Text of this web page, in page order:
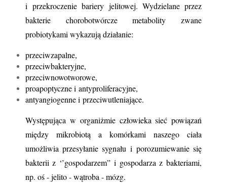
i przekroczenie bariery jelitowej. Wydzielane przez
bakterie chorobotwórcze metabolity zwane
probiotykami wykazują działanie:
przeciwzapalne,
przeciwbakteryjne,
przeciwnowotworowe,
proapoptyczne i antyproliferacyjne,
antyangiogenne i przeciwutleniające.
Występująca w organiżmie człowieka sieć powiązań
między mikrobiotą a komórkami naszego ciała
umożliwia przesyłanie sygnału i porozumiewanie się
bakterii z ‘’gospodarzem” i gospodarza z bakteriami,
np. oś - jelito - wątroba - mózg.